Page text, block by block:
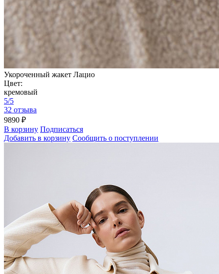
Укороченный жакет Лацио
Цвет:
кремовый
5/5
32 отзыва
9890 ₽
В корзину Подписаться
Добавить в корзину Сообщить о поступлении